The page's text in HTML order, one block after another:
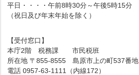
平日・・・・午前8時30分～午後5時15分
（祝日及び年末年始を除く）
【受付窓口】
本庁2階 税務課 市民税班
所在地 〒855-8555 島原市上の町537番地
電話 0957-63-1111（内線172）